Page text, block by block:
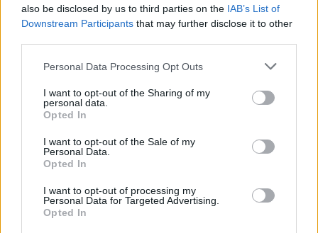
also be disclosed by us to third parties on the IAB’s List of
Downstream Participants that may further disclose it to other
Personal Data Processing Opt Outs
I want to opt-out of the Sharing of my
personal data.
Opted In
I want to opt-out of the Sale of my
Personal Data.
Opted In
I want to opt-out of processing my
Personal Data for Targeted Advertising.
Opted In